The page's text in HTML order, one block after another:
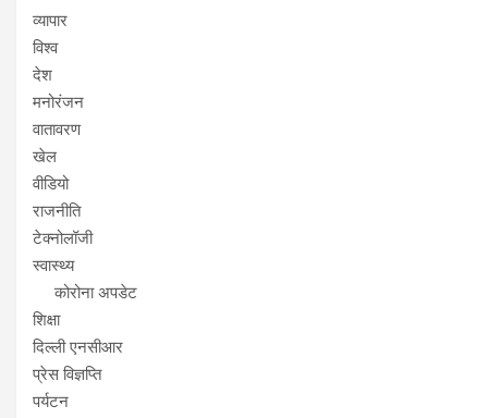
व्यापार
विश्व
देश
मनोरंजन
वातावरण
खेल
वीडियो
राजनीति
टेक्नोलॉजी
स्वास्थ्य
कोरोना अपडेट
शिक्षा
दिल्ली एनसीआर
प्रेस विज्ञप्ति
पर्यटन